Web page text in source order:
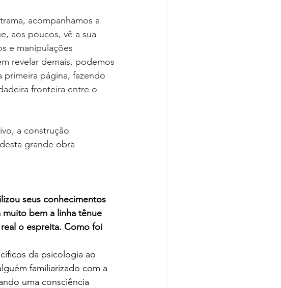
acompanhamos a
aos poucos, vê a sua
e manipulações
revelar demais, podemos
página, fazendo
fronteira entre o
a construção
grande obra
seus conhecimentos
muito bem a linha tênue
o espreita. Como foi
da psicologia ao
familiarizado com a
uma consciência